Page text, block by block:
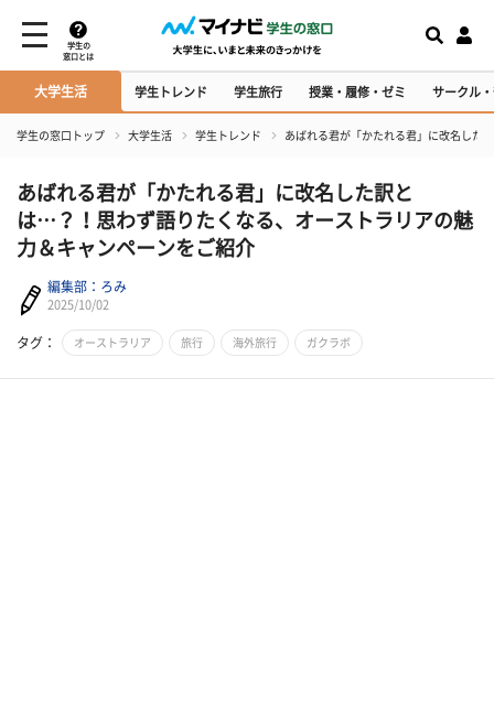
学生の
窓口とは
大学生活 学生トレンド 学生旅行 授業・履修・ゼミ サークル
学生の窓口トップ 大学生活 学生トレンド あばれる君が「かたれる君」に改名した
あばれる君が「かたれる君」に改名した訳と
は…？！思わず語りたくなる、オーストラリアの魅
力＆キャンペーンをご紹介
編集部：ろみ
2025/10/02
タグ： オーストラリア 旅行 海外旅行 ガクラボ